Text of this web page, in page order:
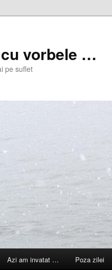
vorbele …
pe suflet
Azi am invatat … Poza zilei